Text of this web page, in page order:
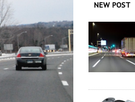
NEW POST